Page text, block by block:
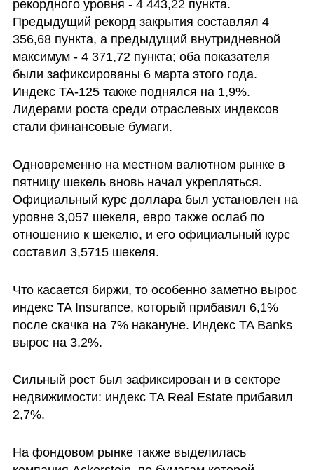
рекордного уровня - 4 443,22 пункта.
Предыдущий рекорд закрытия составлял 4
356,68 пункта, а предыдущий внутридневной
максимум - 4 371,72 пункта; оба показателя
были зафиксированы 6 марта этого года.
Индекс TA-125 также поднялся на 1,9%.
Лидерами роста среди отраслевых индексов
стали финансовые бумаги.
Одновременно на местном валютном рынке в
пятницу шекель вновь начал укрепляться.
Официальный курс доллара был установлен на
уровне 3,057 шекеля, евро также ослаб по
отношению к шекелю, и его официальный курс
составил 3,5715 шекеля.
Что касается биржи, то особенно заметно вырос
индекс TA Insurance, который прибавил 6,1%
после скачка на 7% накануне. Индекс TA Banks
вырос на 3,2%.
Сильный рост был зафиксирован и в секторе
недвижимости: индекс TA Real Estate прибавил
2,7%.
На фондовом рынке также выделилась